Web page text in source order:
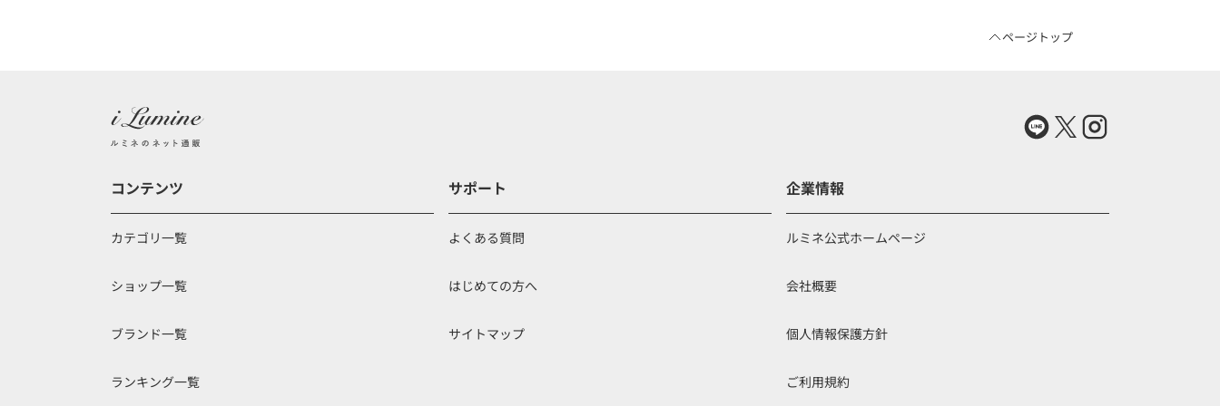
ページトップ
コンテンツ
カテゴリ一覧
ショップ一覧
ブランド一覧
ランキング一覧
サポート
よくある質問
はじめての方へ
サイトマップ
企業情報
ルミネ公式ホームページ
会社概要
個人情報保護方針
ご利用規約